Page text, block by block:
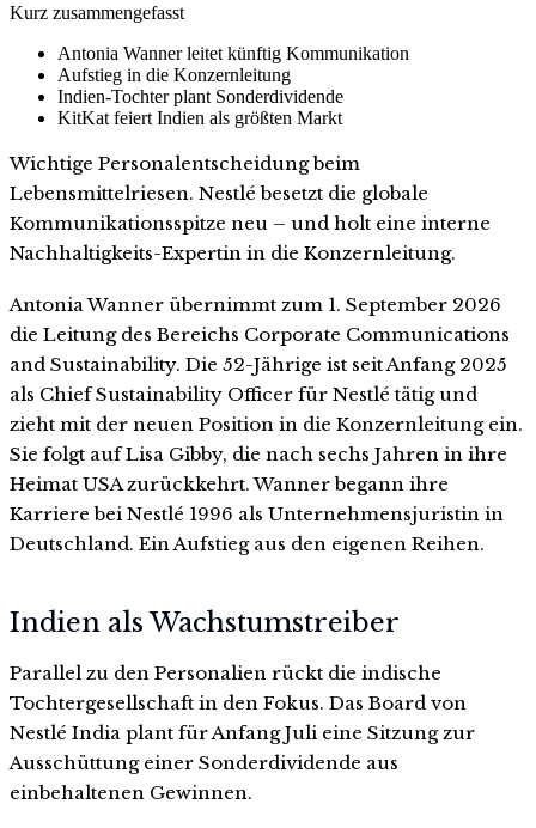
Kurz zusammengefasst
Antonia Wanner leitet künftig Kommunikation
Aufstieg in die Konzernleitung
Indien-Tochter plant Sonderdividende
KitKat feiert Indien als größten Markt
Wichtige Personalentscheidung beim
Lebensmittelriesen. Nestlé besetzt die globale
Kommunikationsspitze neu – und holt eine interne
Nachhaltigkeits-Expertin in die Konzernleitung.
Antonia Wanner übernimmt zum 1. September 2026
die Leitung des Bereichs Corporate Communications
and Sustainability. Die 52-Jährige ist seit Anfang 2025
als Chief Sustainability Officer für Nestlé tätig und
zieht mit der neuen Position in die Konzernleitung ein.
Sie folgt auf Lisa Gibby, die nach sechs Jahren in ihre
Heimat USA zurückkehrt. Wanner begann ihre
Karriere bei Nestlé 1996 als Unternehmensjuristin in
Deutschland. Ein Aufstieg aus den eigenen Reihen.
Indien als Wachstumstreiber
Parallel zu den Personalien rückt die indische
Tochtergesellschaft in den Fokus. Das Board von
Nestlé India plant für Anfang Juli eine Sitzung zur
Ausschüttung einer Sonderdividende aus
einbehaltenen Gewinnen.